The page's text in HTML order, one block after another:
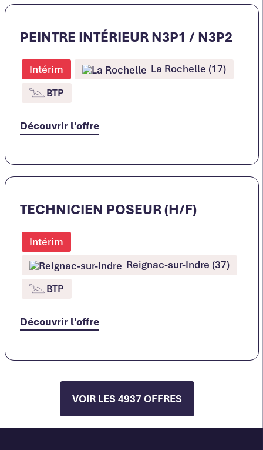
PEINTRE INTÉRIEUR N3P1 / N3P2
Intérim
La Rochelle (17)
BTP
Découvrir l'offre
TECHNICIEN POSEUR (H/F)
Intérim
Reignac-sur-Indre (37)
BTP
Découvrir l'offre
VOIR LES 4937 OFFRES